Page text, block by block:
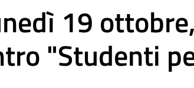
19
"Studenti